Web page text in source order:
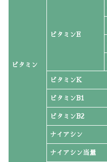
ビタミン
ビタミンE
ビタミンK
ビタミンB1
ビタミンB2
ナイアシン
ナイアシン当量